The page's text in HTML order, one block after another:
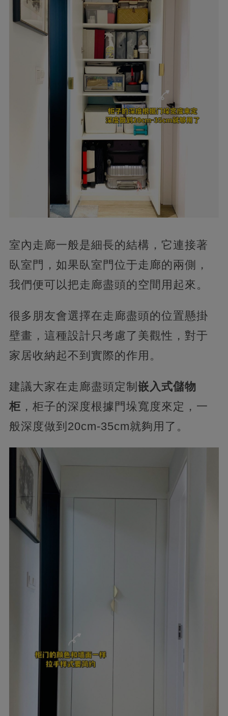
室內走廊一般是細長的結構，它連接著
臥室門，如果臥室門位于走廊的兩側，
我們便可以把走廊盡頭的空間用起來。
很多朋友會選擇在走廊盡頭的位置懸掛
壁畫，這種設計只考慮了美觀性，對于
家居收納起不到實際的作用。
建議大家在走廊盡頭定制 嵌入式儲物
柜 ，柜子的深度根據門垛寬度來定，一
般深度做到20cm-35cm就夠用了。